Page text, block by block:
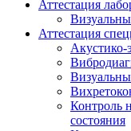
Аттестация
Аттестация
Контроль
состояния